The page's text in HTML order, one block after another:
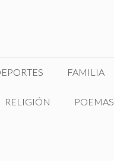
FAMILIA
RELIGIÓN POEMAS